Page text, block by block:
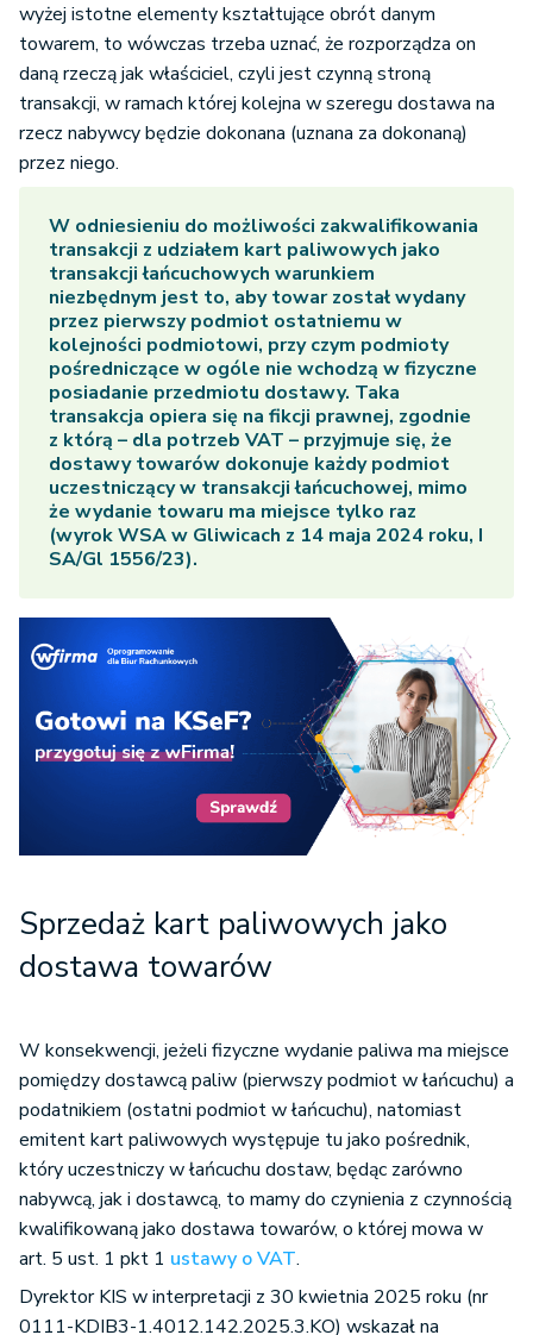
wyżej istotne elementy kształtujące obrót danym
towarem, to wówczas trzeba uznać, że rozporządza on
daną rzeczą jak właściciel, czyli jest czynną stroną
transakcji, w ramach której kolejna w szeregu dostawa na
rzecz nabywcy będzie dokonana (uznana za dokonaną)
przez niego.
W odniesieniu do możliwości zakwalifikowania
transakcji z udziałem kart paliwowych jako
transakcji łańcuchowych warunkiem
niezbędnym jest to, aby towar został wydany
przez pierwszy podmiot ostatniemu w
kolejności podmiotowi, przy czym podmioty
pośredniczące w ogóle nie wchodzą w fizyczne
posiadanie przedmiotu dostawy. Taka
transakcja opiera się na fikcji prawnej, zgodnie
z którą – dla potrzeb VAT – przyjmuje się, że
dostawy towarów dokonuje każdy podmiot
uczestniczący w transakcji łańcuchowej, mimo
że wydanie towaru ma miejsce tylko raz
(wyrok WSA w Gliwicach z 14 maja 2024 roku, I
SA/Gl 1556/23).
Sprzedaż kart paliwowych jako
dostawa towarów
W konsekwencji, jeżeli fizyczne wydanie paliwa ma miejsce
pomiędzy dostawcą paliw (pierwszy podmiot w łańcuchu) a
podatnikiem (ostatni podmiot w łańcuchu), natomiast
emitent kart paliwowych występuje tu jako pośrednik,
który uczestniczy w łańcuchu dostaw, będąc zarówno
nabywcą, jak i dostawcą, to mamy do czynienia z czynnością
kwalifikowaną jako dostawa towarów, o której mowa w
art. 5 ust. 1 pkt 1 ustawy o VAT.
Dyrektor KIS w interpretacji z 30 kwietnia 2025 roku (nr
0111-KDIB3-1.4012.142.2025.3.KO) wskazał na